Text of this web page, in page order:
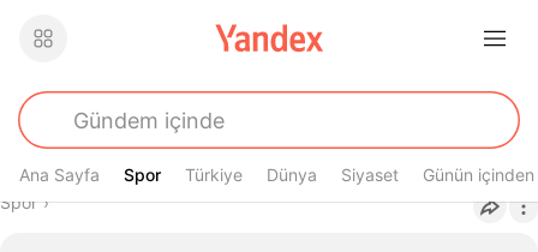
Ana Sayfa Spor
Spor Türkiye Dünya Siyaset Günün içinden
Buradasın
Spor›